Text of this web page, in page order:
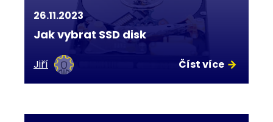
26.11.2023
Jak vybrat SSD disk
Jiří Číst více